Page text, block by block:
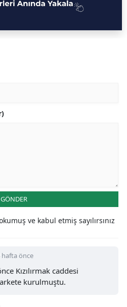
GÖNDER
ve kabul etmiş sayılırsınız
hafta önce
Kızılırmak caddesi
kurulmuştu.